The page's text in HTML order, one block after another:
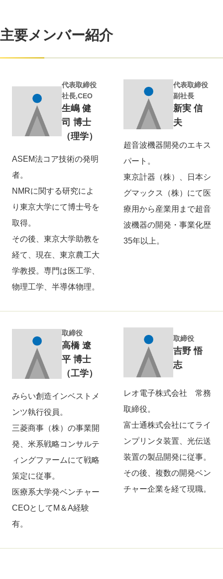
主要メンバー紹介
代表取締役
社長,CEO
生嶋 健
司 博士
（理学）
ASEM法コア技術の発明
者。
NMRに関する研究によ
り東京大学にて博士号を
取得。
その後、東京大学助教を
経て、現在、東京農工大
学教授。専門は医工学、
物理工学、半導体物理。
代表取締役
副社長
新実 信
夫
超音波機器開発のエキス
パート。
東京計器（株）、日本シ
グマックス（株）にて医
療用から産業用まで超音
波機器の開発・事業化歴
35年以上。
取締役
高橋 遼
平 博士
（工学）
みらい創造インベストメ
ンツ執行役員。
三菱商事（株）の事業開
発、米系戦略コンサルテ
ィングファームにて戦略
策定に従事。
医療系大学発ベンチャー
CEOとしてM＆A経験
有。
取締役
吉野 悟
志
レオ電子株式会社 常務
取締役。
富士通株式会社にてライ
ンプリンタ装置、光伝送
装置の製品開発に従事。
その後、複数の開発ベン
チャー企業を経て現職。